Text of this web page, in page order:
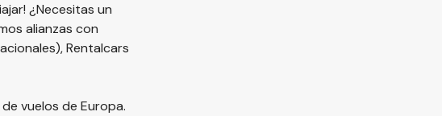
¿Necesitas un
alianzas con
Rentalcars
vuelos de Europa.